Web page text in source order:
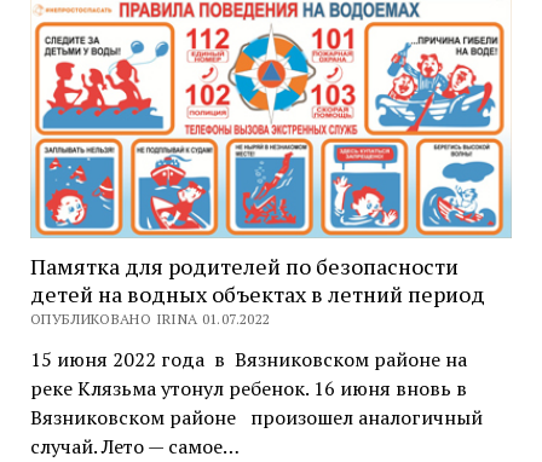
Памятка для родителей по безопасности
детей на водных объектах в летний период
ОПУБЛИКОВАНО IRINA 01.07.2022
15 июня 2022 года в Вязниковском районе на
реке Клязьма утонул ребенок. 16 июня вновь в
Вязниковском районе произошел аналогичный
случай. Лето — самое…